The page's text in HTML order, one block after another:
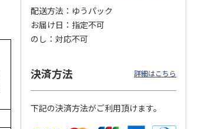
配送方法
ゆうパック
お届け日
指定不可
のし
対応不可
決済方法 詳細はこちら
下記の決済方法がご利用頂けます。